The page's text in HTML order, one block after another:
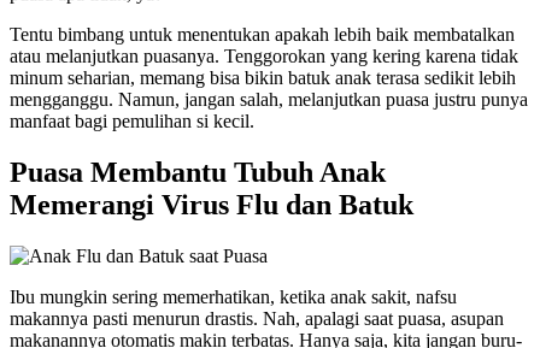
Tentu bimbang untuk menentukan apakah lebih baik membatalkan
atau melanjutkan puasanya. Tenggorokan yang kering karena tidak
minum seharian, memang bisa bikin batuk anak terasa sedikit lebih
mengganggu. Namun, jangan salah, melanjutkan puasa justru punya
manfaat bagi pemulihan si kecil.
Puasa Membantu Tubuh Anak
Memerangi Virus Flu dan Batuk
Ibu mungkin sering memerhatikan, ketika anak sakit, nafsu
makannya pasti menurun drastis. Nah, apalagi saat puasa, asupan
makanannya otomatis makin terbatas. Hanya saja, kita jangan buru-